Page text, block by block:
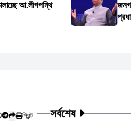
আ.লীগপন্থি
প্রিন্ট সর্বশেষ